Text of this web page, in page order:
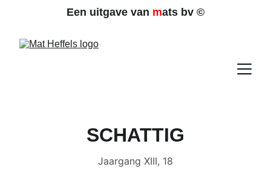
Een uitgave van mats bv ©
SCHATTIG
Jaargang XIII, 18